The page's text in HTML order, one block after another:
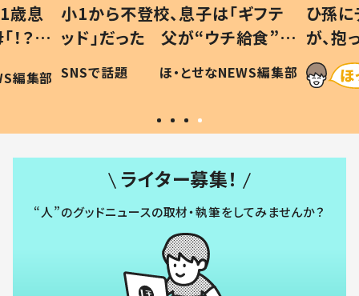
歳息
？」
編集部
小1から不登校、息子は「ギフテ
ッド」だった 父が“ウチ給食”を
作り続ける理由とは #令和の親
#令和の子
SNSで話題 ほ・とせなNEWS編集部
ひ孫
が、
「涙が
い」
ライター募集！
“人”のグッドニュースの取材・執筆をしてみませんか？